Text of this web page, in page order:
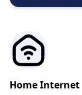
Home Internet